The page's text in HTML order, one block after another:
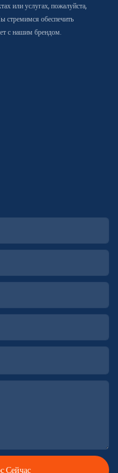
или услугах, пожалуйста,
стремимся обеспечить
с нашим брендом.
Сейчас